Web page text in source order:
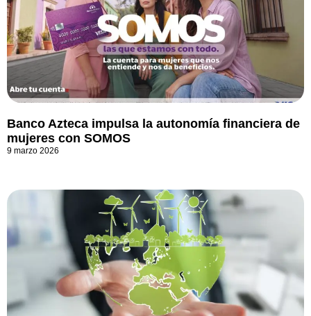
Banco Azteca impulsa la autonomía financiera de
mujeres con SOMOS
9 marzo 2026